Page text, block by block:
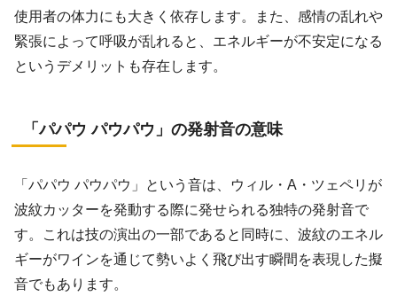
使用者の体力にも大きく依存します。また、感情の乱れや
緊張によって呼吸が乱れると、エネルギーが不安定になる
というデメリットも存在します。
「パパウ パウパウ」の発射音の意味
「パパウ パウパウ」という音は、ウィル・A・ツェペリが
波紋カッターを発動する際に発せられる独特の発射音で
す。これは技の演出の一部であると同時に、波紋のエネル
ギーがワインを通じて勢いよく飛び出す瞬間を表現した擬
音でもあります。